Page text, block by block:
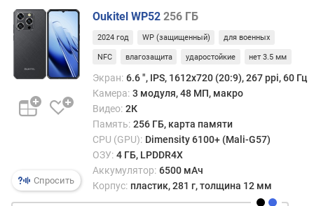
"
)
P
I
(
p
ч
а
Спросить
Oukitel WP52 256 ГБ
2024 год WP (защищенный) для военных
NFC влагозащита ударостойкие нет 3.5 мм
Экран: 6.6 ", IPS, 1612х720 (20:9), 267 ppi, 60 Гц
Камера: 3 модуля, 48 МП, макро
Видео: 2К
Память: 256 ГБ, карта памяти
CPU (GPU): Dimensity 6100+ (Mali-G57)
ОЗУ: 4 ГБ, LPDDR4X
Аккумулятор: 6500 мАч
Корпус: пластик, 281 г, толщина 12 мм